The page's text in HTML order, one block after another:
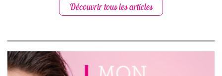
Découvrir tous les articles